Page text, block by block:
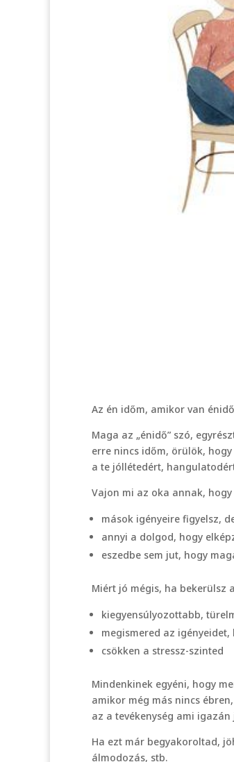
Az én időm, amikor van
Maga az „énidő” szó,
erre nincs időm, örülök,
a te jóllétedért,
Vajon mi az oka annak,
mások igényeire figyelsz,
annyi a dolgod, hogy
eszedbe sem jut, hogy
Miért jó mégis, ha bekerülsz
kiegyensúlyozottabb,
megismered az
csökken a stressz-szinted
Mindenkinek egyéni, hogy
amikor még más nincs
az a tevékenység ami
Ha ezt már begyakoroltad,
álmodozás, stb.